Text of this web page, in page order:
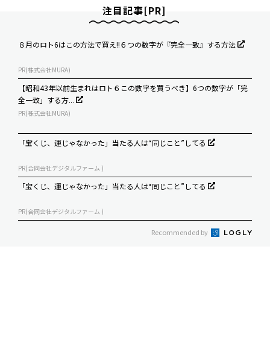
注目記事[PR]
８月のロト6はこの方法で買え!!６つの数字が『完全一致』する方法
PR(株式会社MURA)
【昭和43年以前生まれはロト６この数字を買うべき】6つの数字が「完
全一致」する方...
PR(株式会社MURA)
「宝くじ、運じゃなかった」当たる人は“同じこと”してる
PR(合同会社デジタルファーム )
「宝くじ、運じゃなかった」当たる人は“同じこと”してる
PR(合同会社デジタルファーム )
Recommended by